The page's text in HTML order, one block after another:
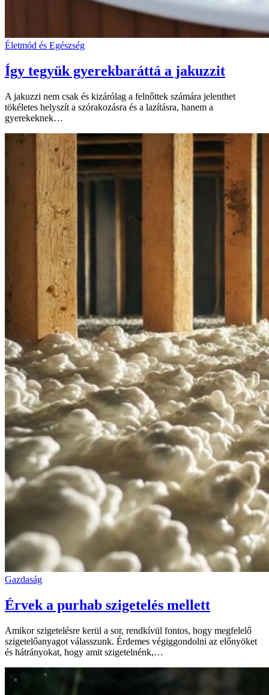
Életmód és Egészség
Így tegyük gyerekbaráttá a jakuzzit
A jakuzzi nem csak és kizárólag a felnőttek számára jelenthet
tökéletes helyszít a szórakozásra és a lazításra, hanem a
gyerekeknek…
Gazdaság
Érvek a purhab szigetelés mellett
Amikor szigetelésre kerül a sor, rendkívül fontos, hogy megfelelő
szigetelőanyagot válasszunk. Érdemes végiggondolni az előnyöket
és hátrányokat, hogy amit szigetelnénk,…